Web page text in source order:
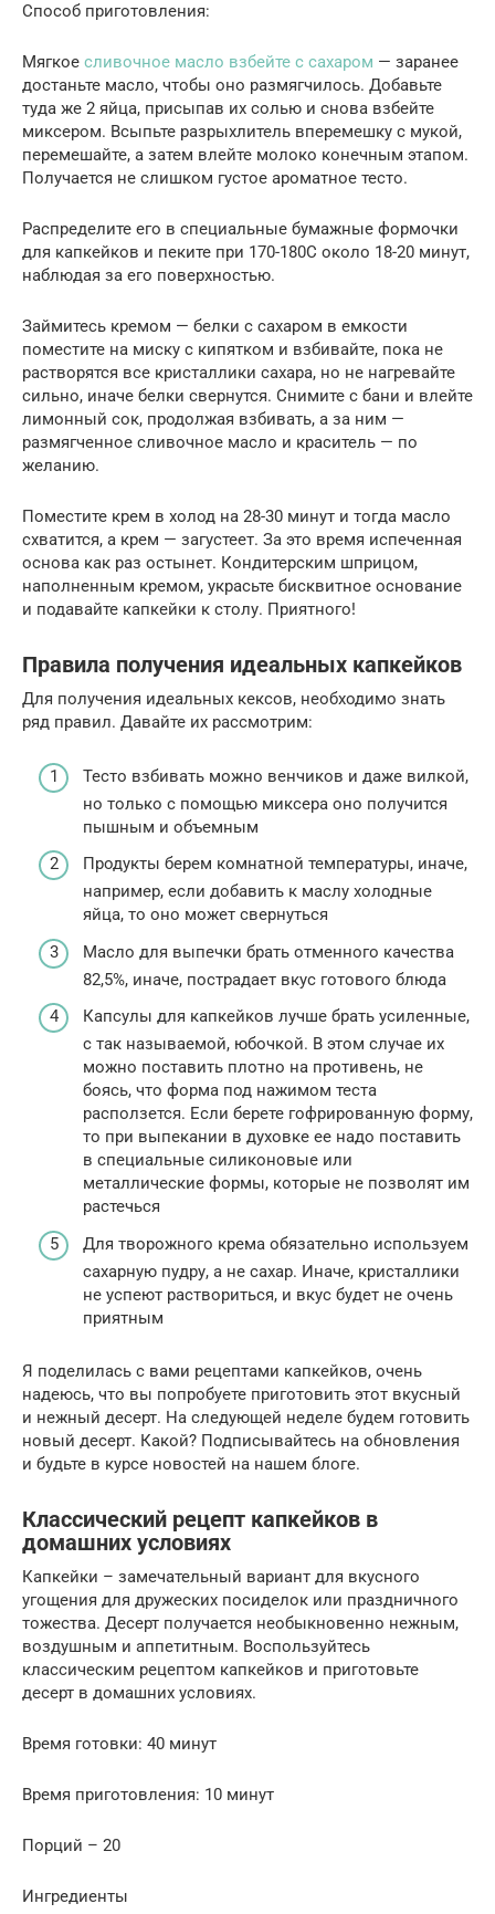
Способ приготовления:
Мягкое сливочное масло взбейте с сахаром — заранее
достаньте масло, чтобы оно размягчилось. Добавьте
туда же 2 яйца, присыпав их солью и снова взбейте
миксером. Всыпьте разрыхлитель вперемешку с мукой,
перемешайте, а затем влейте молоко конечным этапом.
Получается не слишком густое ароматное тесто.
Распределите его в специальные бумажные формочки
для капкейков и пеките при 170-180С около 18-20 минут,
наблюдая за его поверхностью.
Займитесь кремом — белки с сахаром в емкости
поместите на миску с кипятком и взбивайте, пока не
растворятся все кристаллики сахара, но не нагревайте
сильно, иначе белки свернутся. Снимите с бани и влейте
лимонный сок, продолжая взбивать, а за ним —
размягченное сливочное масло и краситель — по
желанию.
Поместите крем в холод на 28-30 минут и тогда масло
схватится, а крем — загустеет. За это время испеченная
основа как раз остынет. Кондитерским шприцом,
наполненным кремом, украсьте бисквитное основание
и подавайте капкейки к столу. Приятного!
Правила получения идеальных капкейков
Для получения идеальных кексов, необходимо знать
ряд правил. Давайте их рассмотрим:
Тесто взбивать можно венчиков и даже вилкой,
но только с помощью миксера оно получится
пышным и объемным
Продукты берем комнатной температуры, иначе,
например, если добавить к маслу холодные
яйца, то оно может свернуться
Масло для выпечки брать отменного качества
82,5%, иначе, пострадает вкус готового блюда
Капсулы для капкейков лучше брать усиленные,
с так называемой, юбочкой. В этом случае их
можно поставить плотно на противень, не
боясь, что форма под нажимом теста
расползется. Если берете гофрированную форму,
то при выпекании в духовке ее надо поставить
в специальные силиконовые или
металлические формы, которые не позволят им
растечься
Для творожного крема обязательно используем
сахарную пудру, а не сахар. Иначе, кристаллики
не успеют раствориться, и вкус будет не очень
приятным
Я поделилась с вами рецептами капкейков, очень
надеюсь, что вы попробуете приготовить этот вкусный
и нежный десерт. На следующей неделе будем готовить
новый десерт. Какой? Подписывайтесь на обновления
и будьте в курсе новостей на нашем блоге.
Классический рецепт капкейков в
домашних условиях
Капкейки – замечательный вариант для вкусного
угощения для дружеских посиделок или праздничного
тожества. Десерт получается необыкновенно нежным,
воздушным и аппетитным. Воспользуйтесь
классическим рецептом капкейков и приготовьте
десерт в домашних условиях.
Время готовки: 40 минут
Время приготовления: 10 минут
Порций – 20
Ингредиенты